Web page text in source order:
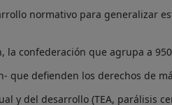
normativo para generalizar
la confederación que agrupa a
que defienden los derechos de
y del desarrollo (TEA, parálisis